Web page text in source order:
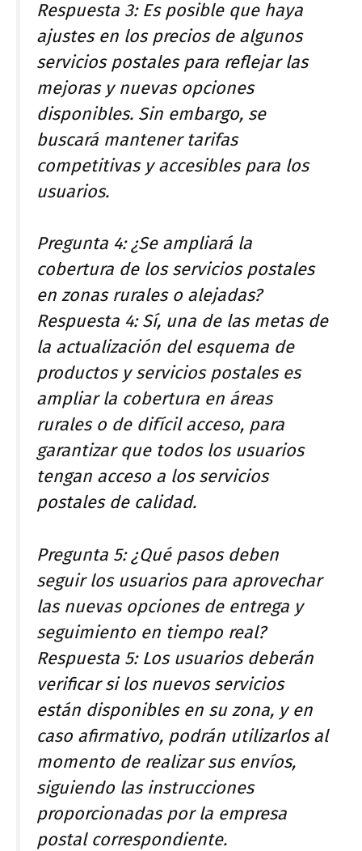
Respuesta 3: Es posible que haya
ajustes en los precios de algunos
servicios postales para reflejar las
mejoras y nuevas opciones
disponibles. Sin embargo, se
buscará mantener tarifas
competitivas y accesibles para los
usuarios.
Pregunta 4: ¿Se ampliará la
cobertura de los servicios postales
en zonas rurales o alejadas?
Respuesta 4: Sí, una de las metas de
la actualización del esquema de
productos y servicios postales es
ampliar la cobertura en áreas
rurales o de difícil acceso, para
garantizar que todos los usuarios
tengan acceso a los servicios
postales de calidad.
Pregunta 5: ¿Qué pasos deben
seguir los usuarios para aprovechar
las nuevas opciones de entrega y
seguimiento en tiempo real?
Respuesta 5: Los usuarios deberán
verificar si los nuevos servicios
están disponibles en su zona, y en
caso afirmativo, podrán utilizarlos al
momento de realizar sus envíos,
siguiendo las instrucciones
proporcionadas por la empresa
postal correspondiente.